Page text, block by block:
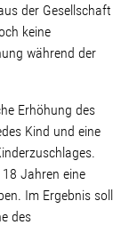
der Gesellschaft
keine
während der
Erhöhung des
Kind und eine
Jahren eine
Im Ergebnis soll
des